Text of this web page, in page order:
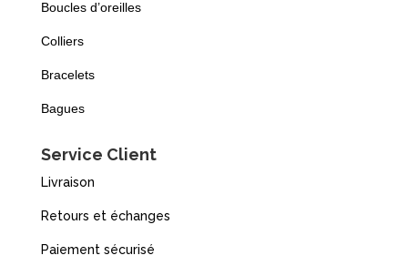
Boucles d’oreilles
Colliers
Bracelets
Bagues
Service Client
Livraison
Retours et échanges
Paiement sécurisé